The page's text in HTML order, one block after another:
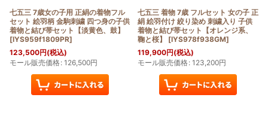
七五三 7歳女の子用 正絹の着物フル
セット 絵羽柄 金駒刺繍 四つ身の子供
着物と結び帯セット【淡黄色、鼓】
[IYS959f1809PR]
123,500円(税込)
モール販売価格: 126,500円
七五三 着物 7歳 フルセット 女の子 正
絹 絵羽付け 絞り染め 刺繍入り 子供
着物と結び帯セット【オレンジ系、
鞠と桜】
[IYS978f938GM]
119,900円(税込)
モール販売価格: 123,200円